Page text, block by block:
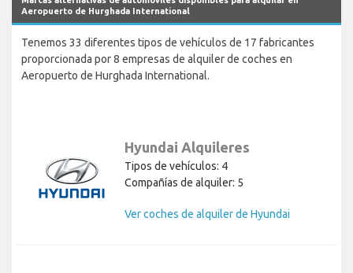
Aeropuerto de Hurghada International
Tenemos 33 diferentes tipos de vehículos de 17 fabricantes
proporcionada por 8 empresas de alquiler de coches en
Aeropuerto de Hurghada International.
Hyundai Alquileres
Tipos de vehículos: 4
Compañías de alquiler: 5
Ver coches de alquiler de Hyundai